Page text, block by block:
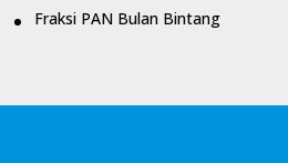
Fraksi PAN Bulan Bintang